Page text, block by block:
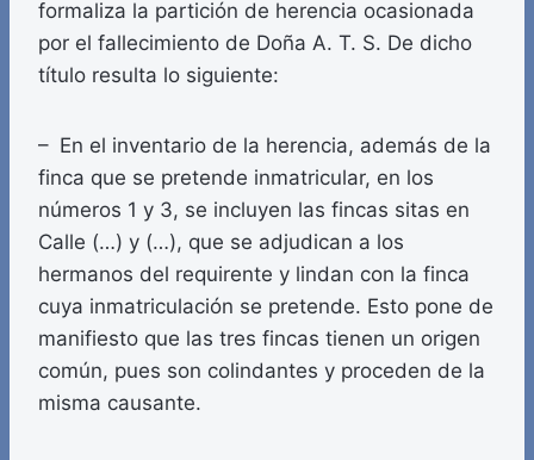
formaliza la partición de herencia ocasionada
por el fallecimiento de Doña A. T. S. De dicho
título resulta lo siguiente:
– En el inventario de la herencia, además de la
finca que se pretende inmatricular, en los
números 1 y 3, se incluyen las fincas sitas en
Calle (…) y (…), que se adjudican a los
hermanos del requirente y lindan con la finca
cuya inmatriculación se pretende. Esto pone de
manifiesto que las tres fincas tienen un origen
común, pues son colindantes y proceden de la
misma causante.